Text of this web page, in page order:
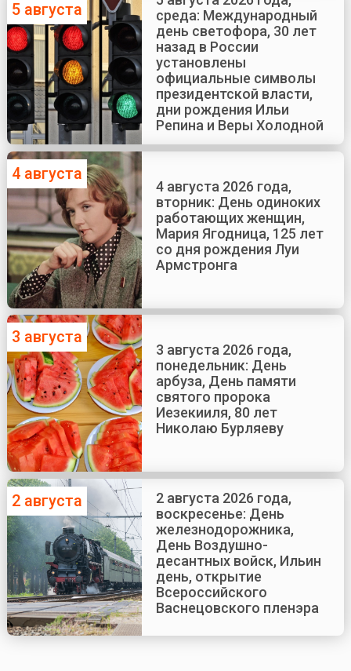
5 августа
среда: Международный
день светофора, 30 лет
назад в России
установлены
официальные символы
президентской власти,
дни рождения Ильи
Репина и Веры Холодной
4 августа
4 августа 2026 года,
вторник: День одиноких
работающих женщин,
Мария Ягодница, 125 лет
со дня рождения Луи
Армстронга
3 августа
3 августа 2026 года,
понедельник: День
арбуза, День памяти
святого пророка
Иезекииля, 80 лет
Николаю Бурляеву
2 августа
2 августа 2026 года,
воскресенье: День
железнодорожника,
День Воздушно-
десантных войск, Ильин
день, открытие
Всероссийского
Васнецовского пленэра